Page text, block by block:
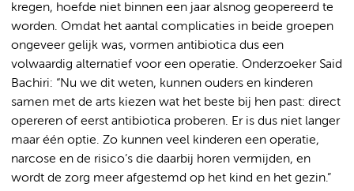
kregen, hoefde niet binnen een jaar alsnog geopereerd te
worden. Omdat het aantal complicaties in beide groepen
ongeveer gelijk was, vormen antibiotica dus een
volwaardig alternatief voor een operatie. Onderzoeker Said
Bachiri: “Nu we dit weten, kunnen ouders en kinderen
samen met de arts kiezen wat het beste bij hen past: direct
opereren of eerst antibiotica proberen. Er is dus niet langer
maar één optie. Zo kunnen veel kinderen een operatie,
narcose en de risico’s die daarbij horen vermijden, en
wordt de zorg meer afgestemd op het kind en het gezin.”